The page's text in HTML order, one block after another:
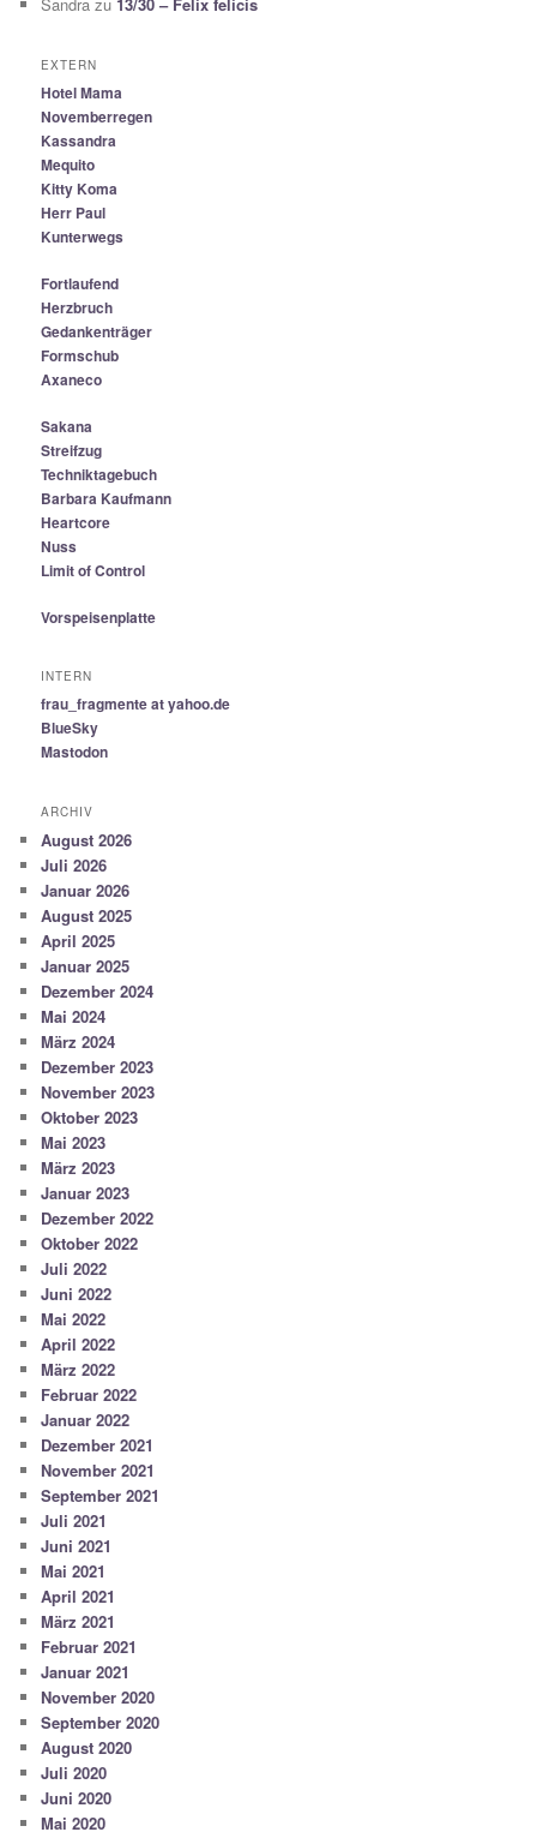
EXTERN
Hotel Mama
Novemberregen
Kassandra
Mequito
Kitty Koma
Herr Paul
Kunterwegs
Fortlaufend
Herzbruch
Gedankenträger
Formschub
Axaneco
Sakana
Streifzug
Techniktagebuch
Barbara Kaufmann
Heartcore
Nuss
Limit of Control
Vorspeisenplatte
INTERN
frau_fragmente at yahoo.de
BlueSky
Mastodon
ARCHIV
August 2026
Juli 2026
Januar 2026
August 2025
April 2025
Januar 2025
Dezember 2024
Mai 2024
März 2024
Dezember 2023
November 2023
Oktober 2023
Mai 2023
März 2023
Januar 2023
Dezember 2022
Oktober 2022
Juli 2022
Juni 2022
Mai 2022
April 2022
März 2022
Februar 2022
Januar 2022
Dezember 2021
November 2021
September 2021
Juli 2021
Juni 2021
Mai 2021
April 2021
März 2021
Februar 2021
Januar 2021
November 2020
September 2020
August 2020
Juli 2020
Juni 2020
Mai 2020